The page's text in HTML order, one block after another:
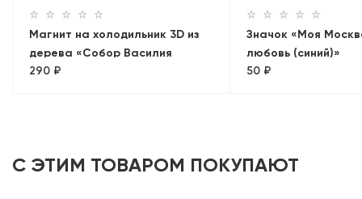
Магнит на холодильник 3D из
дерева «Собор Василия
Блаженного». Москва,
290 ₽
Значок «Моя
любовь (синий)»
50 ₽
С ЭТИМ ТОВАРОМ ПОКУПАЮТ